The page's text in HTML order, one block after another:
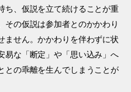
ち、仮説を立て続けることが重
の仮説は参加者とのかかわり
ません。かかわりを伴わずに状
易な「断定」や「思い込み」へ
との乖離を生んでしまうことが